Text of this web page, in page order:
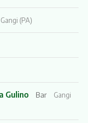
Gangi (PA)
Gulino Bar
Gangi